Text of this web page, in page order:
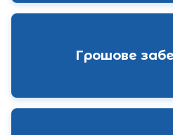
Грошове